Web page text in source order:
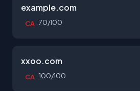
example.com
CA 70/100
xxoo.com
CA 100/100